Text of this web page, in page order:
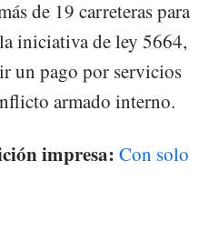
de 19 carreteras para
iniciativa de ley 5664,
un pago por servicios
armado interno.
impresa: Con solo